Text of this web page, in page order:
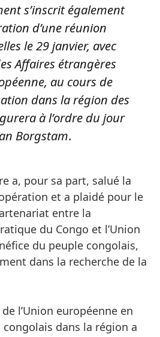
s’inscrit également
d’une réunion
le 29 janvier, avec
Affaires étrangères
au cours de
dans la région des
à l’ordre du jour
Borgstam.
a, pour sa part, salué la
et a plaidé pour le
entre la
du Congo et l’Union
du peuple congolais,
dans la recherche de la
l’Union européenne en
dans la région a